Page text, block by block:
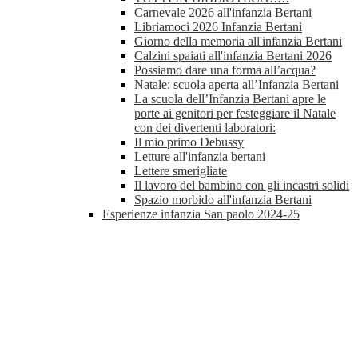
Carnevale 2026 all'infanzia Bertani
Libriamoci 2026 Infanzia Bertani
Giorno della memoria all'infanzia Bertani
Calzini spaiati all'infanzia Bertani 2026
Possiamo dare una forma all’acqua?
Natale: scuola aperta all’Infanzia Bertani
La scuola dell’Infanzia Bertani apre le
porte ai genitori per festeggiare il Natale
con dei divertenti laboratori:
Il mio primo Debussy
Letture all'infanzia bertani
Lettere smerigliate
Il lavoro del bambino con gli incastri solidi
Spazio morbido all'infanzia Bertani
Esperienze infanzia San paolo 2024-25